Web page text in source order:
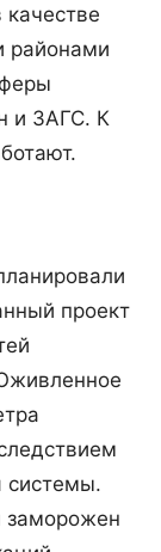
районами
и ЗАГС. К
проект
системы.
заморожен